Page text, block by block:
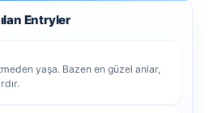
Entryler
yaşa. Bazen en güzel anlar,